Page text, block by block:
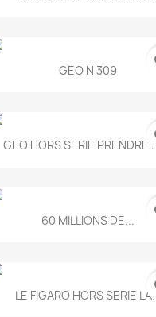
Aperçu rapide
GEO N 309
Aperçu rapide
GEO HORS SERIE PRENDRE
Aperçu rapide
60 MILLIONS DE...
Aperçu rapide
LE FIGARO HORS SERIE